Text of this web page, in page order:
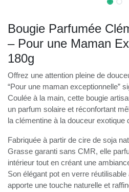
Bougie Parfumée
– Pour une Maman
180g
Offrez une attention pleine de
“Pour une maman exceptionnelle”
Coulée à la main, cette bougie
un parfum solaire et réconfortant
la clémentine à la douceur exotique
Fabriquée à partir de cire de soja
Grasse garanti sans CMR, elle
intérieur tout en créant une
Son élégant pot en verre
apporte une touche naturelle et